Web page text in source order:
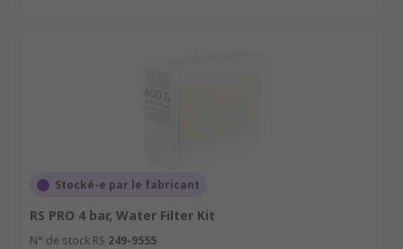
Stocké-e par le fabricant
RS PRO 4 bar, Water Filter Kit
N° de stock RS 249-9555